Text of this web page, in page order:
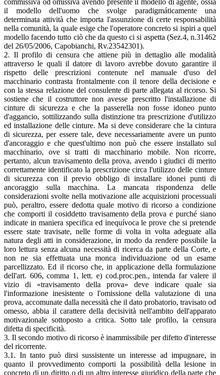
il modello dell'uomo che svolge paradigmáticamente una
determinata attività che importa l'assunzione di certe responsabilità
nella comunità, la quale esige che l'operatore concreto si ispiri a quel
modello facendo tutto ciò che da questo ci si aspetta (Sez.4, n.31462
del 26/05/2006, Capobianchi, Rv.23542301).
2. Il profilo di censura che attiene più in dettaglio alle modalità
attraverso le quali il datore di lavoro avrebbe dovuto garantire il
rispetto delle prescrizioni contenute nel manuale d'uso del
macchinario contrasta frontalmente con il tenore della decisione e
con la stessa relazione del consulente di parte allegata al ricorso. Si
sostiene che il costruttore non avesse prescritto l'installazione di
cinture di sicurezza e che la passerella non fosse idoneo punto
d'aggancio, sottilizzando sulla distinzione tra prescrizione d'utilizzo
ed installazione delle cinture. Ma si deve considerare che la cintura
di sicurezza, per essere tale, deve necessariamente avere un punto
d'ancoraggio e che quest'ultimo non può che essere installato sul
macchinario, ove si tratti di macchinario mobile. Non ricorre,
pertanto, alcun travisamento della prova, avendo i giudici di merito
correttamente identificato la prescrizione circa l'utilizzo delle cinture
di sicurezza con il previo obbligo di installare idonei punti di
ancoraggio sulla macchina. La mancata rispondenza delle
considerazioni svolte nella motivazione alle acquisizioni processuali
può, peraltro, essere dedotta quale motivo di ricorso a condizione
che comporti il cosiddetto travisamento della prova e purché siano
indicate in maniera specifica ed inequívoca le prove che si pretende
essere state travisate, nelle forme di volta in volta adeguate alla
natura degli atti in considerazione, in modo da rendere possibile la
loro lettura senza alcuna necessità di ricerca da parte della Corte, e
non ne sia effettuata una monca individuazione od un esame
parcellizzato. Ed il ricorso che, in applicazione della formulazione
dell'art. 606, comma 1, lett. e) cod.proc.pen., intenda far valere il
vizio di «travisamento della prova» deve indicare quale sia
l'informazione inesistente o l'omissione della valutazione di una
prova, accomunate dalla necessità che il dato probatorio, travisato od
omesso, abbia il carattere della decisività nell'ambito dell'apparato
motivazionale sottoposto a critica. Sotto tale profilo, la censura
difetta di specificità.
3. Il secondo motivo di ricorso è inammissibile per difetto d'interesse
del ricorrente.
3.1. In tanto può dirsi sussistente un interesse ad impugnare, in
quanto il provvedimento comporti la possibilità della lesione in
concreto di un diritto o di un altro interesse giuridico della parte che